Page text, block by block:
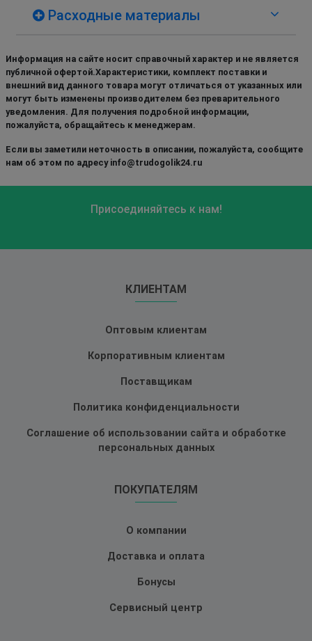
Расходные материалы
Информация на сайте носит справочный характер и не является
публичной офертой.Характеристики, комплект поставки и
внешний вид данного товара могут отличаться от указанных или
могут быть изменены производителем без преварительного
уведомления. Для получения подробной информации,
пожалуйста, обращайтесь к менеджерам.
Если вы заметили неточность в описании, пожалуйста, сообщите
нам об этом по адресу info@trudogolik24.ru
Присоединяйтесь к нам!
КЛИЕНТАМ
Оптовым клиентам
Корпоративным клиентам
Поставщикам
Политика конфиденциальности
Соглашение об использовании сайта и обработке
персональных данных
ПОКУПАТЕЛЯМ
О компании
Доставка и оплата
Бонусы
Сервисный центр